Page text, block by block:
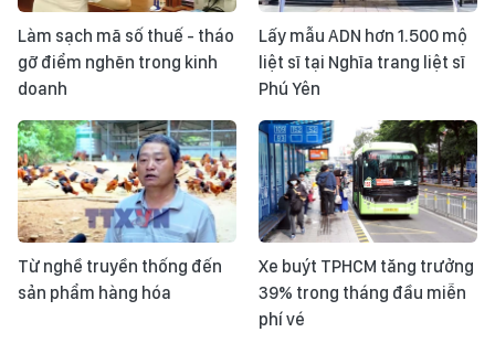
Làm sạch mã số thuế - tháo
gỡ điểm nghẽn trong kinh
doanh
Lấy mẫu ADN hơn 1.500 mộ
liệt sĩ tại Nghĩa trang liệt sĩ
Phú Yên
Từ nghề truyền thống đến
sản phẩm hàng hóa
Xe buýt TPHCM tăng trưởng
39% trong tháng đầu miễn
phí vé